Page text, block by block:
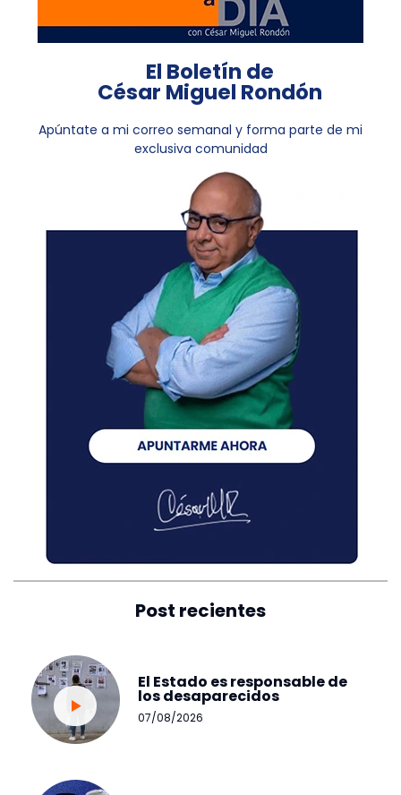
El Boletín de
César Miguel Rondón
Apúntate a mi correo semanal y forma parte de mi
exclusiva comunidad
Post recientes
El Estado es responsable de
los desaparecidos
07/08/2026